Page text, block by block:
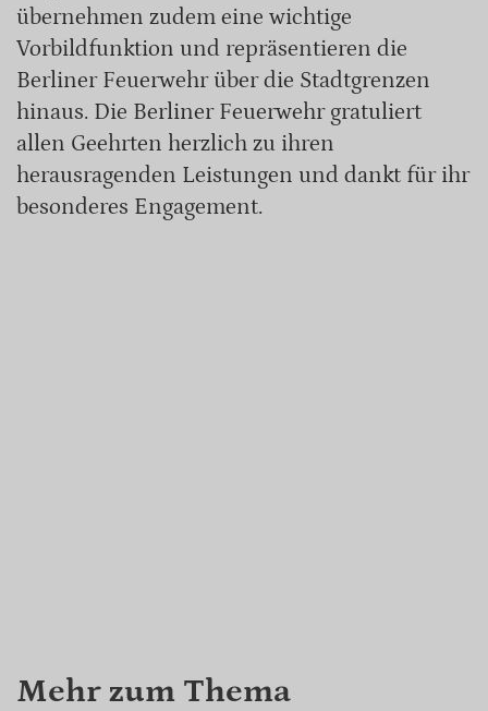
übernehmen zudem eine wichtige
Vorbildfunktion und repräsentieren die
Berliner Feuerwehr über die Stadtgrenzen
hinaus. Die Berliner Feuerwehr gratuliert
allen Geehrten herzlich zu ihren
herausragenden Leistungen und dankt für ihr
besonderes Engagement.
Mehr zum Thema